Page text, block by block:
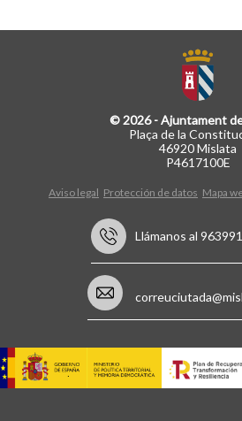
© 2026 - Ajuntament
Plaça de la
46920 Mislata
P4617100E
Aviso legal Protección de datos Mapa
Llámanos al